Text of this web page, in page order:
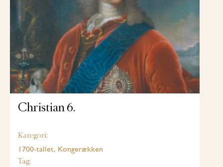
Christian 6.
Kategori:
1700-tallet, Kongerækken
Tag: